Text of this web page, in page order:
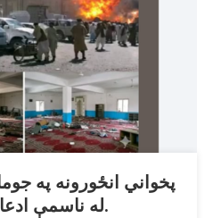
پخواني انځورونه په
له ناسمې ادعا سره خپاره شوي دي.